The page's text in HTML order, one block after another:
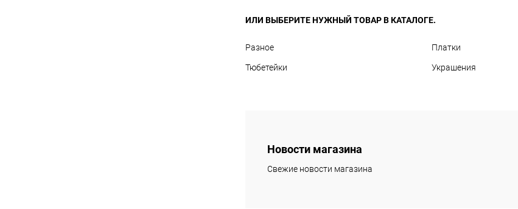
ИЛИ ВЫБЕРИТЕ НУЖНЫЙ ТОВАР В КАТАЛОГЕ.
Разное Платки
Тюбетейки Украшения
Новости магазина
Свежие новости магазина